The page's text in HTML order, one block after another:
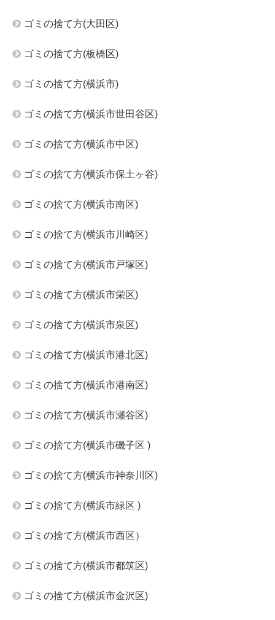
ゴミの捨て方(大田区)
ゴミの捨て方(板橋区)
ゴミの捨て方(横浜市)
ゴミの捨て方(横浜市世田谷区)
ゴミの捨て方(横浜市中区)
ゴミの捨て方(横浜市保土ヶ谷)
ゴミの捨て方(横浜市南区)
ゴミの捨て方(横浜市川崎区)
ゴミの捨て方(横浜市戸塚区)
ゴミの捨て方(横浜市栄区)
ゴミの捨て方(横浜市泉区)
ゴミの捨て方(横浜市港北区)
ゴミの捨て方(横浜市港南区)
ゴミの捨て方(横浜市瀬谷区)
ゴミの捨て方(横浜市磯子区 )
ゴミの捨て方(横浜市神奈川区)
ゴミの捨て方(横浜市緑区 )
ゴミの捨て方(横浜市西区）
ゴミの捨て方(横浜市都筑区)
ゴミの捨て方(横浜市金沢区)